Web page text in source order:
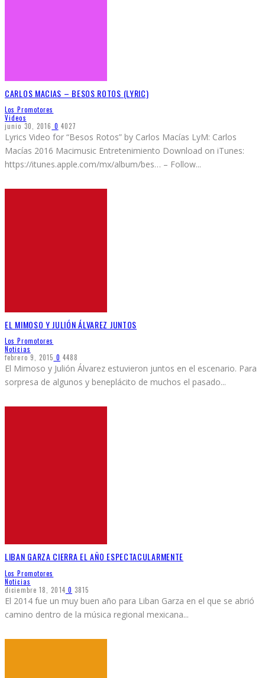
CARLOS MACIAS – BESOS ROTOS (LYRIC)
Los Promotores
Videos
junio 30, 2016 0 4027
Lyrics Video for “Besos Rotos” by Carlos Macías LyM: Carlos
Macías 2016 Macimusic Entretenimiento Download on iTunes:
https://itunes.apple.com/mx/album/bes… – Follow...
EL MIMOSO Y JULIÓN ÁLVAREZ JUNTOS
Los Promotores
Noticias
febrero 9, 2015 0 4488
El Mimoso y Julión Álvarez estuvieron juntos en el escenario. Para
sorpresa de algunos y beneplácito de muchos el pasado...
LIBAN GARZA CIERRA EL AÑO ESPECTACULARMENTE
Los Promotores
Noticias
diciembre 18, 2014 0 3815
El 2014 fue un muy buen año para Liban Garza en el que se abrió
camino dentro de la música regional mexicana...